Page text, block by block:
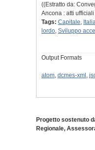
((Estratto da:
Ancona : atti
Tags: Capitale,
lordo, Sviluppo
Output Formats
atom, dcmes-xml ,
Progetto sostenuto
Regionale,